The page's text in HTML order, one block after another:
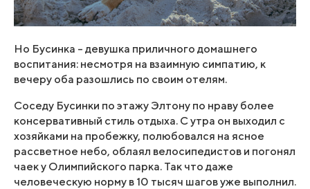
Но Бусинка – девушка приличного домашнего
воспитания: несмотря на взаимную симпатию, к
вечеру оба разошлись по своим отелям.
Соседу Бусинки по этажу Элтону по нраву более
консервативный стиль отдыха. С утра он выходил с
хозяйками на пробежку, полюбовался на ясное
рассветное небо, облаял велосипедистов и погонял
чаек у Олимпийского парка. Так что даже
человеческую норму в 10 тысяч шагов уже выполнил.